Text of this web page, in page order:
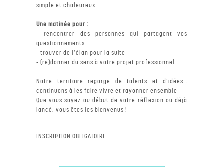
simple et chaleureux.
Une matinée pour :
- rencontrer des personnes qui partagent vos
questionnements
- trouver de l’élan pour la suite
- (re)donner du sens à votre projet professionnel
Notre territoire regorge de talents et d’idées…
continuons à les faire vivre et rayonner ensemble
Que vous soyez au début de votre réflexion ou déjà
lancé, vous êtes les bienvenus !
INSCRIPTION OBLIGATOIRE